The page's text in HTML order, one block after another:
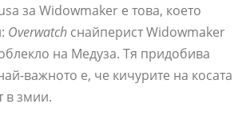
за Widowmaker е това, което
Overwatch снайперист Widowmaker
на Медуза. Тя придобива
важното е, че кичурите на косата
в змии.